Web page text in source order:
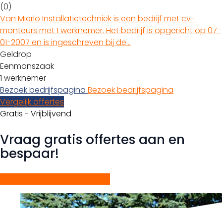
(0)
Van Mierlo Installatietechniek is een bedrijf met cv-
monteurs met 1 werknemer. Het bedrijf is opgericht op 07-
01-2007 en is ingeschreven bij de…
Geldrop
Eenmanszaak
1 werknemer
Bezoek bedrijfspagina Bezoek bedrijfspagina
Vergelijk offertes
Gratis - Vrijblijvend
Vraag gratis offertes aan en
bespaar!